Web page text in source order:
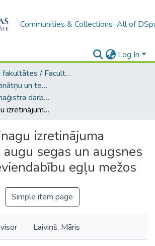
Communities & Collections All of
Log In
B4 – LU fakultātes / Faculties of the UL
A -- Eksakto zinātņu un tehnoloģiju fakultāte / Faculty of Science and Technology
Bakalaura un maģistra darbi (EZTF) / Bachelor's and Master's theses
Audzes vainagu izretinājuma ietekme uz augu segas un augsnes telpisko neviendabību egļu mežos
izretinājuma
segas un augsnes
egļu mežos
Simple item page
Laiviņš, Māris